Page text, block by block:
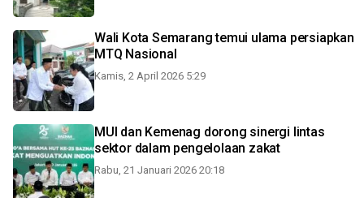
Wali Kota Semarang temui ulama persiapkan
MTQ Nasional
Kamis, 2 April 2026 5:29
MUI dan Kemenag dorong sinergi lintas
sektor dalam pengelolaan zakat
Rabu, 21 Januari 2026 20:18